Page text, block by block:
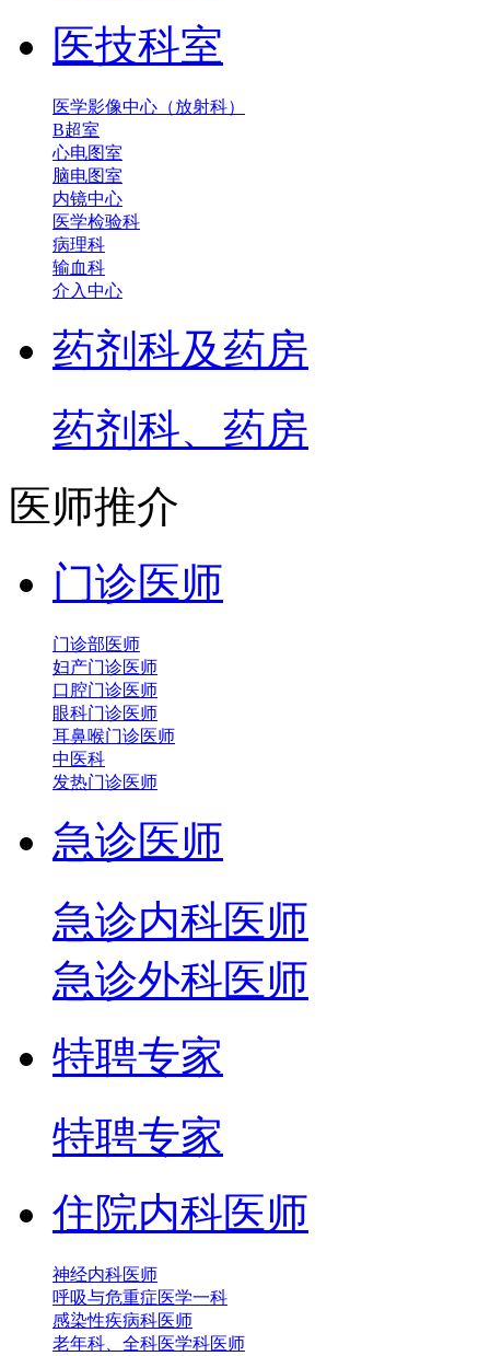
医技科室
医学影像中心（放射科）
B超室
心电图室
脑电图室
内镜中心
医学检验科
病理科
输血科
介入中心
药剂科及药房
药剂科、药房
医师推介
门诊医师
门诊部医师
妇产门诊医师
口腔门诊医师
眼科门诊医师
耳鼻喉门诊医师
中医科
发热门诊医师
急诊医师
急诊内科医师
急诊外科医师
特聘专家
特聘专家
住院内科医师
神经内科医师
呼吸与危重症医学一科
感染性疾病科医师
老年科、全科医学科医师